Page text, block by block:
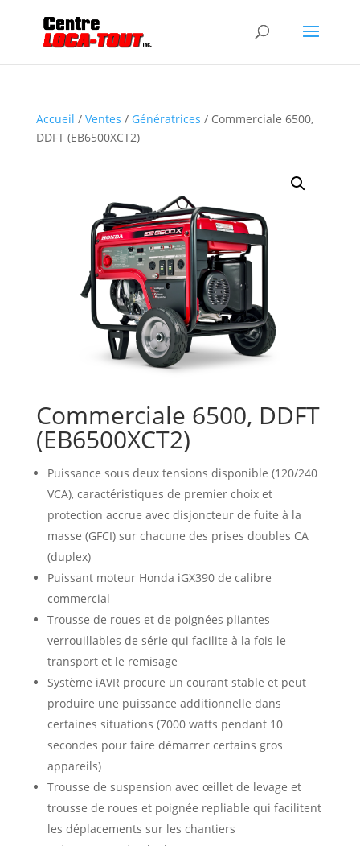
Accueil / Ventes / Génératrices / Commerciale 6500,
DDFT (EB6500XCT2)
Commerciale 6500, DDFT
(EB6500XCT2)
Puissance sous deux tensions disponible (120/240
VCA), caractéristiques de premier choix et
protection accrue avec disjoncteur de fuite à la
masse (GFCI) sur chacune des prises doubles CA
(duplex)
Puissant moteur Honda iGX390 de calibre
commercial
Trousse de roues et de poignées pliantes
verrouillables de série qui facilite à la fois le
transport et le remisage
Système iAVR procure un courant stable et peut
produire une puissance additionnelle dans
certaines situations (7000 watts pendant 10
secondes pour faire démarrer certains gros
appareils)
Trousse de suspension avec œillet de levage et
trousse de roues et poignée repliable qui facilitent
les déplacements sur les chantiers